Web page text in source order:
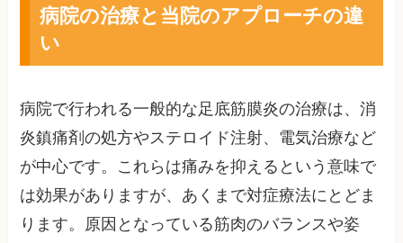
病院の治療と当院のアプローチの違
い
病院で行われる一般的な足底筋膜炎の治療は、消
炎鎮痛剤の処方やステロイド注射、電気治療など
が中心です。これらは痛みを抑えるという意味で
は効果がありますが、あくまで対症療法にとどま
ります。原因となっている筋肉のバランスや姿